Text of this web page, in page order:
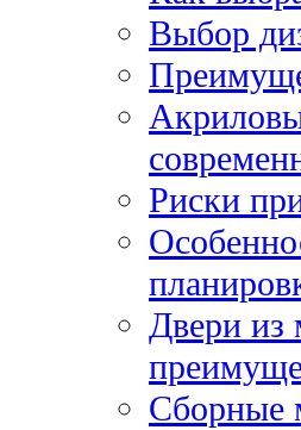
Выбор
Риски
Двери из
Сборные